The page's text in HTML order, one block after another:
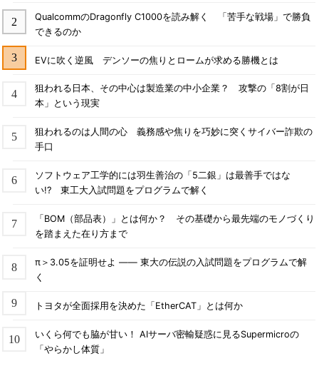
QualcommのDragonfly C1000を読み解く 「苦手な戦場」で勝負
できるのか
EVに吹く逆風 デンソーの焦りとロームが求める勝機とは
狙われる日本、その中心は製造業の中小企業？ 攻撃の「8割が日
本」という現実
狙われるのは人間の心 義務感や焦りを巧妙に突くサイバー詐欺の
手口
ソフトウェア工学的には羽生善治の「5二銀」は最善手ではな
い!? 東工大入試問題をプログラムで解く
「BOM（部品表）」とは何か？ その基礎から最先端のモノづくり
を踏まえた在り方まで
π＞3.05を証明せよ ―― 東大の伝説の入試問題をプログラムで解
く
トヨタが全面採用を決めた「EtherCAT」とは何か
いくら何でも脇が甘い！ AIサーバ密輸疑惑に見るSupermicroの
「やらかし体質」